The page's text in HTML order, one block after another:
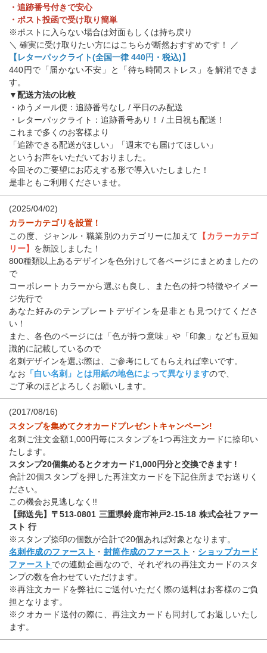
・追跡番号付きで安心
・ポスト投函で受け取り簡単
※ポストに入らない場合は対面もしくは持ち戻り
＼ 確実に受け取りたい方にはこちらが断然おすすめです！ ／
【レターパックライト(全国一律 440円・税込)】
440円で「届かない不安」と「待ち時間ストレス」を解消できま
す。
▼配送方法の比較
・ゆうメール便：追跡番号なし / 平日のみ配送
・レターパックライト：追跡番号あり！ / 土日祝も配送！
これまで多くのお客様より
「追跡できる配送がほしい」「週末でも届けてほしい」
というお声をいただいておりました。
今回そのご要望にお応えする形で導入いたしました！
是非ともご利用くださいませ。
(2025/04/02)
カラーカテゴリを設置！
この度、ジャンル・職業別のカテゴリーに加えて 【カラーカテゴ
リー】 を新設しました！
800種類以上あるデザインを色分けして各ページにまとめましたの
で
コーポレートカラーから選ぶも良し、また色の持つ特徴やイメー
ジ先行で
あなた好みのテンプレートデザインを是非とも見つけてくださ
い！
また、各色のページには「色が持つ意味」や「印象」なども豆知
識的に記載しているので
名刺デザインを選ぶ際は、ご参考にしてもらえれば幸いです。
なお 「白い名刺」とは用紙の地色によって異なりますので、
ご了承のほどよろしくお願いします。
(2017/08/16)
スタンプを集めてクオカードプレゼントキャンペーン!
名刺ご注文金額1,000円毎にスタンプを1つ再注文カードに捺印い
たします。
スタンプ20個集めるとクオカード1,000円分と交換できます !
合計20個スタンプを押した再注文カードを下記住所までお送りく
ださい。
この機会お見逃しなく!!
【郵送先】〒513-0801 三重県鈴鹿市神戸2-15-18 株式会社ファー
スト 行
※スタンプ捺印の個数が合計で20個あれば対象となります。
名刺作成のファースト ・ 封筒作成のファースト ・ ショップカード
ファーストでの連動企画なので、それぞれの再注文カードのスタ
ンプの数を合わせていただけます。
※再注文カードを弊社にご送付いただく際の送料はお客様のご負
担となります。
※クオカード送付の際に、再注文カードも同封してお返しいたし
ます。